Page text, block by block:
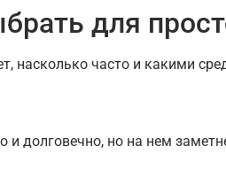
для
часто и какими
долговечно, но на нем